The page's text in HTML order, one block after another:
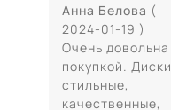
Анна Белова (
2024-01-19 )
Очень довольна
покупкой. Диски
стильные,
качественные,